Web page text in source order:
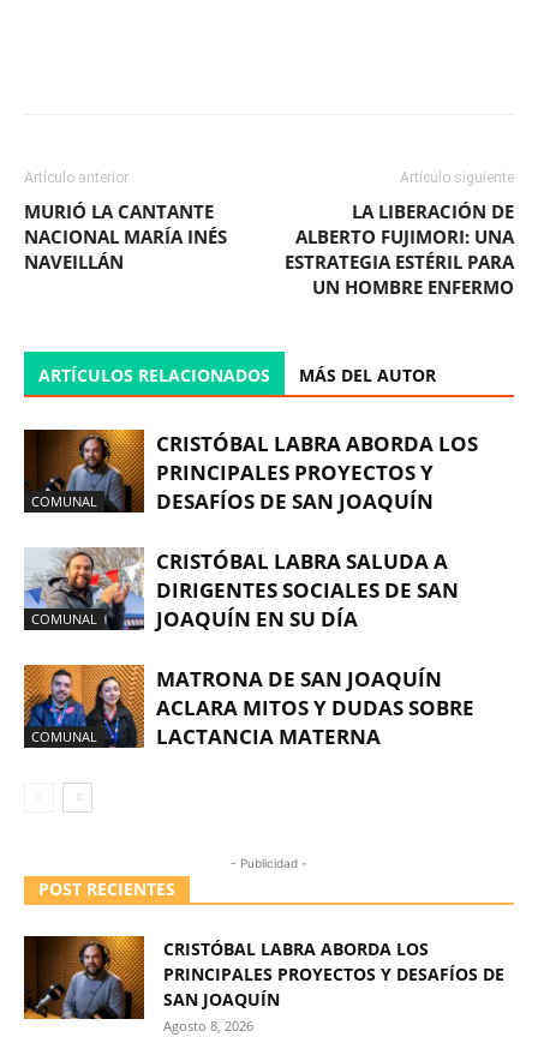
Artículo anterior
MURIÓ LA CANTANTE
NACIONAL MARÍA INÉS
NAVEILLÁN
Artículo siguiente
LA LIBERACIÓN DE
ALBERTO FUJIMORI: UNA
ESTRATEGIA ESTÉRIL PARA
UN HOMBRE ENFERMO
ARTÍCULOS RELACIONADOS MÁS DEL AUTOR
COMUNAL
CRISTÓBAL LABRA ABORDA LOS
PRINCIPALES PROYECTOS Y
DESAFÍOS DE SAN JOAQUÍN
COMUNAL
CRISTÓBAL LABRA SALUDA A
DIRIGENTES SOCIALES DE SAN
JOAQUÍN EN SU DÍA
COMUNAL
MATRONA DE SAN JOAQUÍN
ACLARA MITOS Y DUDAS SOBRE
LACTANCIA MATERNA
- Publicidad -
POST RECIENTES
CRISTÓBAL LABRA ABORDA LOS
PRINCIPALES PROYECTOS Y DESAFÍOS DE
SAN JOAQUÍN
Agosto 8, 2026